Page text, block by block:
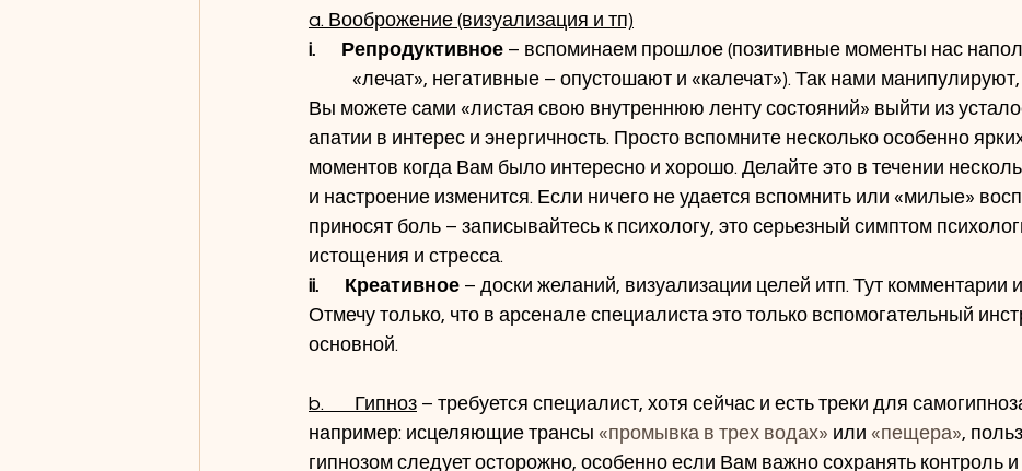
a. Вооброжение (визуализация и тп)
i.      Репродуктивное – вспоминаем прошлое (позитивные моменты нас
Вы можете сами «листая свою внутреннюю ленту состояний» выйти из
апатии в интерес и энергичность. Просто вспомните несколько особенно
моментов когда Вам было интересно и хорошо. Делайте это в течении
и настроение изменится. Если ничего не удается вспомнить или «милые»
приносят боль – записывайтесь к психологу, это серьезный симптом
истощения и стресса.
ii.      Креативное – доски желаний, визуализации целей итп. Тут комментарии
Отмечу только, что в арсенале специалиста это только вспомогательный
основной.
b.       Гипноз – требуется специалист, хотя сейчас и есть треки для
например: исцеляющие трансы «промывка в трех водах» или «пещера»,
гипнозом следует осторожно, особенно если Вам важно сохранять контроль